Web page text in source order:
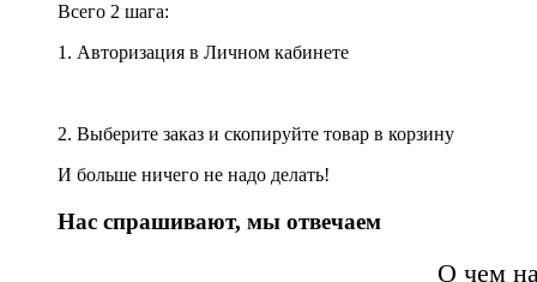
Всего 2 шага:
1. Авторизация в Личном кабинете
2. Выберите заказ и скопируйте товар в корзину
И больше ничего не надо делать!
Нас спрашивают, мы отвечаем
О чем